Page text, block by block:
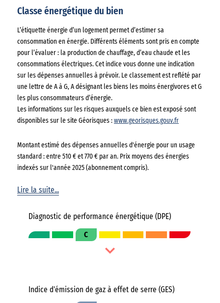
Classe énergétique du bien
L’étiquette énergie d’un logement permet d’estimer sa
consommation en énergie. Différents éléments sont pris en compte
pour l’évaluer : la production de chauffage, d’eau chaude et les
consommations électriques. Cet indice vous donne une indication
sur les dépenses annuelles à prévoir. Le classement est reflété par
une lettre de A à G, A désignant les biens les moins énergivores et G
les plus consommateurs d’énergie.
Les informations sur les risques auxquels ce bien est exposé sont
disponibles sur le site Géorisques : www.georisques.gouv.fr
Montant estimé des dépenses annuelles d'énergie pour un usage
standard : entre 510 € et 770 € par an. Prix moyens des énergies
indexés sur l'année 2025 (abonnement compris).
Lire la suite...
Diagnostic de performance énergétique (DPE)
C
Indice d'émission de gaz à effet de serre (GES)